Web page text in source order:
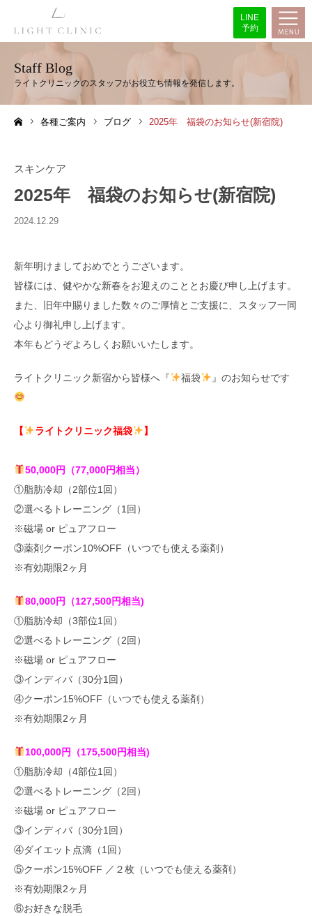
LINE
予約
Staff Blog
各種ご案内 ブログ 2025年 福袋のお知らせ(新宿院)
スキンケア
2025年 福袋のお知らせ(新宿院)
2024.12.29
新年明けましておめでとうございます。
皆様には、健やかな新春をお迎えのこととお慶び申し上げます。
また、旧年中賜りました数々のご厚情とご支援に、スタッフ一同
心より御礼申し上げます。
本年もどうぞよろしくお願いいたします。
ライトクリニック新宿から皆様へ『 福袋 』のお知らせです
【 ライトクリニック福袋 】
50,000円（77,000円相当）
①脂肪冷却（2部位1回）
②選べるトレーニング（1回）
※磁場 or ピュアフロー
③薬剤クーポン10%OFF（いつでも使える薬剤）
※有効期限2ヶ月
80,000円（127,500円相当)
①脂肪冷却（3部位1回）
②選べるトレーニング（2回）
※磁場 or ピュアフロー
③インディバ（30分1回）
④クーポン15%OFF（いつでも使える薬剤）
※有効期限2ヶ月
100,000円（175,500円相当)
①脂肪冷却（4部位1回）
②選べるトレーニング（2回）
※磁場 or ピュアフロー
③インディバ（30分1回）
④ダイエット点滴（1回）
⑤クーポン15%OFF ／２枚（いつでも使える薬剤）
※有効期限2ヶ月
⑥お好きな脱毛